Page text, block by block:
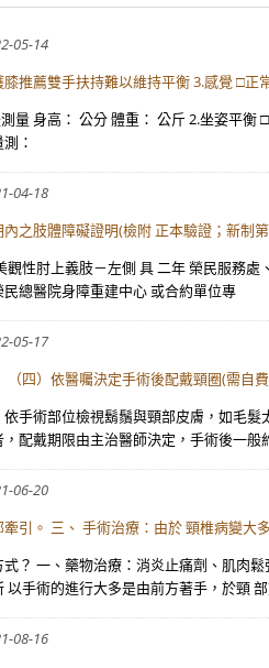
05-14
膝推薦雙手扶持難以維持平衡 3.感覺 □正
量 身高： 公分 體重： 公斤 2.坐姿平衡
：
04-18
內之肢體障礙證明(檢附 正本驗證；新制
觀性肘上義肢－左側 具 二年 榮民服務
民總醫院身障重建中心 或合約單位專
05-17
（四）依醫囑決定手術後配戴頸圈(需自
依手術部位檢視鬍鬚與頸部皮膚，如毛
配戴期限由主治醫師決定，手術後一般
06-20
牽引。 三、 手術治療：由於 頸椎病變大
式？ 一、藥物治療：消炎止痛劑、肌肉
以手術的進行大多是由前方著手，於頸
08-16